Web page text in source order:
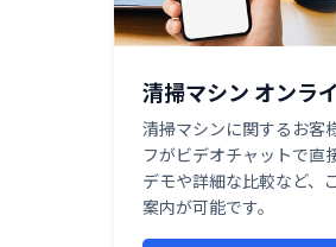
清掃マシン オンラ
清掃マシンに関するお客
フがビデオチャットで直
デモや詳細な比較など、
案内が可能です。